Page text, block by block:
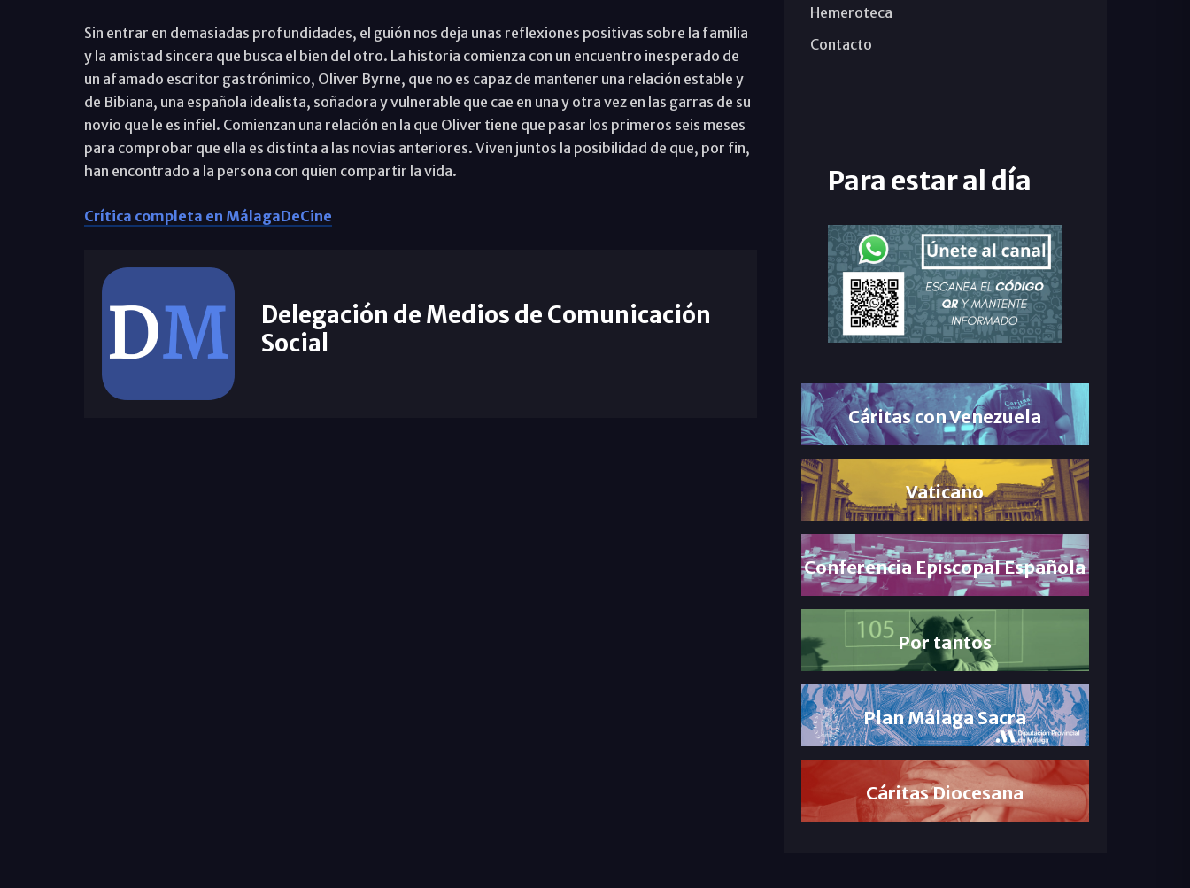
Sin entrar en demasiadas profundidades, el guión nos deja unas reflexiones positivas sobre la familia
y la amistad sincera que busca el bien del otro. La historia comienza con un encuentro inesperado de
un afamado escritor gastrónimico, Oliver Byrne, que no es capaz de mantener una relación estable y
de Bibiana, una española idealista, soñadora y vulnerable que cae en una y otra vez en las garras de su
novio que le es infiel. Comienzan una relación en la que Oliver tiene que pasar los primeros seis meses
para comprobar que ella es distinta a las novias anteriores. Viven juntos la posibilidad de que, por fin,
han encontrado a la persona con quien compartir la vida.
Crítica completa en MálagaDeCine
Delegación de Medios de Comunicación
Social
Hemeroteca
Contacto
Para estar al día
Cáritas con Venezuela
Vaticano
Conferencia Episcopal Española
Por tantos
Plan Málaga Sacra
Cáritas Diocesana